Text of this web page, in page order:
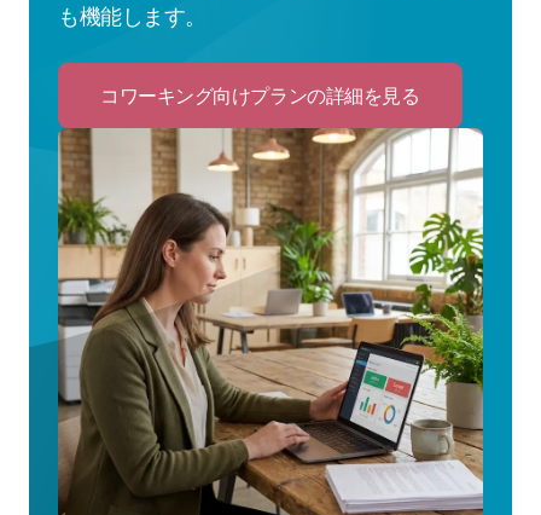
も機能します。
コワーキング向けプランの詳細を見る
to
ワ
ー
キ
ン
グ
向
け
プ
ラ
ン
の
詳